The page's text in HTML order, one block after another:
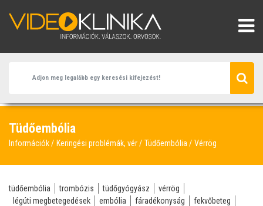
Tüdőembólia
Információk Keringési problémák, vér Tüdőembólia Vérrög
tüdőembólia trombózis tüdőgyógyász
vérrög
légúti megbetegedések
embólia fáradékonyság
fekvőbeteg